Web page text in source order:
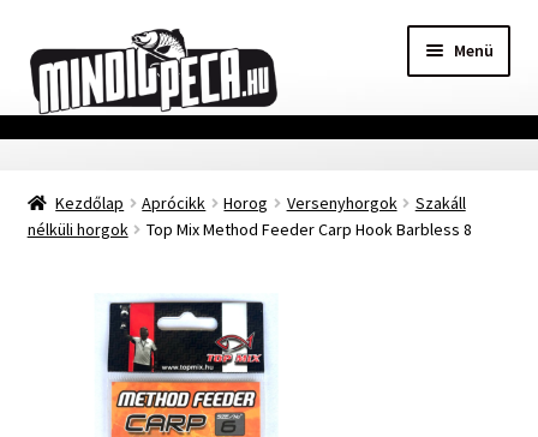
a
navigációhoz
a
tartalomba
Menü
Főoldal
Adatvédelmi nyilatkozat
Szállítási Információ
Kezdőlap Aprócikk Horog Versenyhorgok
Szakáll
nélküli horgok
Top Mix Method Feeder Carp Hook Barbless 8